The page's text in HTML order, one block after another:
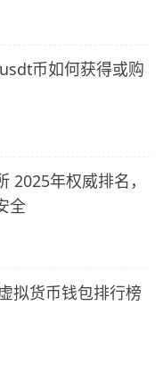
币如何获得或购
2025年权威排名，
全
拟货币钱包排行榜